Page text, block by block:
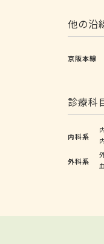
他の沿
京阪本線
診療科
内科系
外科系